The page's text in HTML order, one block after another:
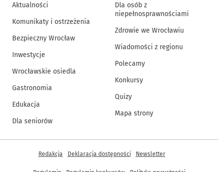
Aktualności
Komunikaty i ostrzeżenia
Bezpieczny Wrocław
Inwestycje
Wrocławskie osiedla
Gastronomia
Edukacja
Dla seniorów
Dla osób z
niepełnosprawnościami
Zdrowie we Wrocławiu
Wiadomości z regionu
Polecamy
Konkursy
Quizy
Mapa strony
Inne informacje
Redakcja Deklaracja dostępności Newsletter